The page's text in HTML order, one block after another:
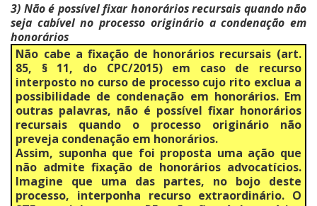
3) Não é possível fixar honorários recursais quando não
seja cabível no processo originário a condenação em
honorários
Não cabe a fixação de honorários recursais (art.
85, § 11, do CPC/2015) em caso de recurso
interposto no curso de processo cujo rito exclua a
possibilidade de condenação em honorários. Em
outras palavras, não é possível fixar honorários
recursais quando o processo originário não
preveja condenação em honorários.
Assim, suponha que foi proposta uma ação que
não admite fixação de honorários advocatícios.
Imagine que uma das partes, no bojo deste
processo, interponha recurso extraordinário. O